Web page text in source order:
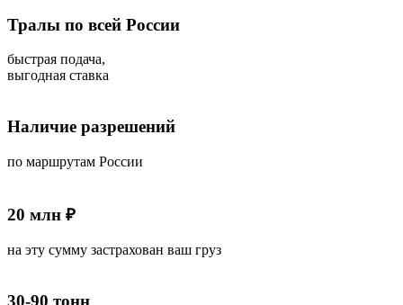
Тралы по всей России
быстрая подача,
выгодная ставка
Наличие разрешений
по маршрутам России
20 млн ₽
на эту сумму застрахован ваш груз
30-90 тонн